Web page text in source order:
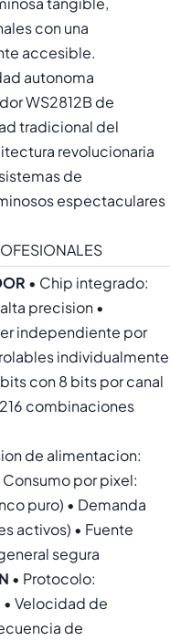
con una
accesible.
autonoma
WS2812B de
tradicional del
revolucionaria
de
espectaculares
• Chip integrado:
precision •
independiente por
individualmente
con 8 bits por canal
combinaciones
de alimentacion:
por pixel:
puro) • Demanda
activos) • Fuente
segura
• Protocolo:
Velocidad de
de